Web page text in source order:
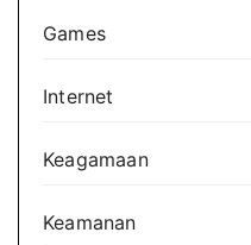
Games
Internet
Keagamaan
Keamanan